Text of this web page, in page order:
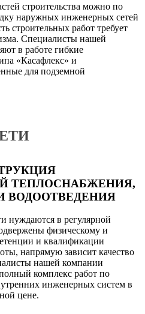
строительства можно по
наружных инженерных сетей
строительных работ требует
Специалисты нашей
в работе гибкие
«Касафлекс» и
для подземной
ТЕПЛОСНАБЖЕНИЯ,
ВОДООТВЕДЕНИЯ
нуждаются в регулярной
физическому и
и квалификации
напрямую зависит качество
нашей компании
комплекс работ по
инженерных систем в
цене.